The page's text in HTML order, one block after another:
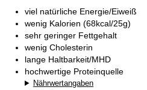
viel natürliche Energie/Eiweiß
wenig Kalorien (68kcal/25g)
sehr geringer Fettgehalt
wenig Cholesterin
lange Haltbarkeit/MHD
hochwertige Proteinquelle
Nährwertangaben